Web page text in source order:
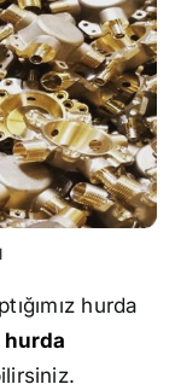
hurda
hurda